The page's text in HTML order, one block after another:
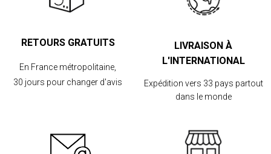
RETOURS GRATUITS
En France métropolitaine,
30 jours pour changer d'avis
LIVRAISON À
L'INTERNATIONAL
Expédition vers 33 pays partout
dans le monde